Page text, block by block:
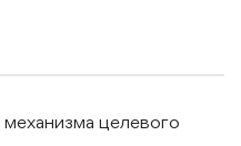
целевого